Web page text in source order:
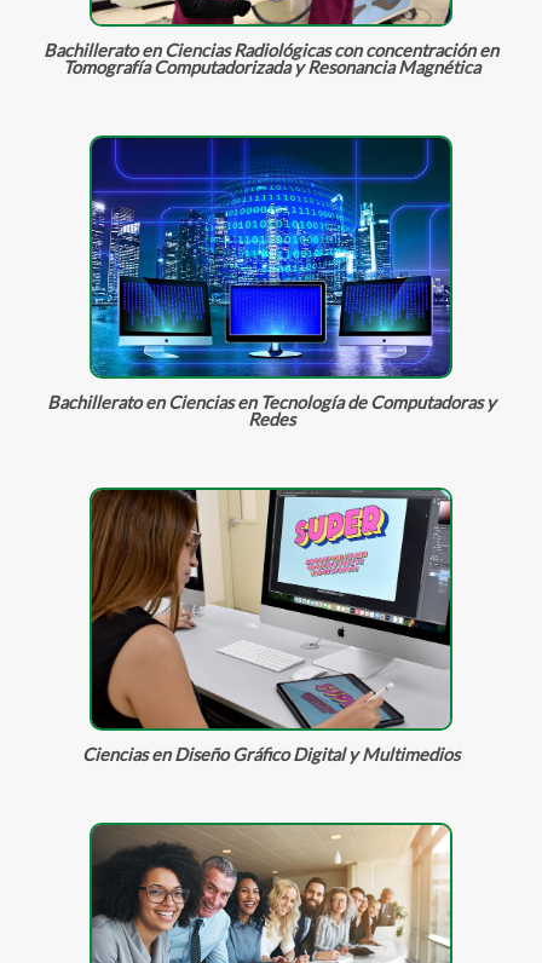
Bachillerato en Ciencias Radiológicas con concentración en
Tomografía Computadorizada y Resonancia Magnética
Bachillerato en Ciencias en Tecnología de Computadoras y
Redes
Ciencias en Diseño Gráfico Digital y Multimedios